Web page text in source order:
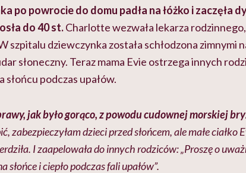
po powrocie do domu padła na łóżko i zaczęła
do 40 st.Charlotte wezwała lekarza
szpitalu dziewczynka została schłodzona zimnymi
słoneczny. Teraz mama Evie ostrzega innych
podczas upałów.
jak było gorąco, z powodu cudownej morskiej
zabezpieczyłam dzieci przed słońcem, ale małe ciałko
I zaapelowała do innych rodziców: „Proszę o
i ciepło podczas fali upałów”.